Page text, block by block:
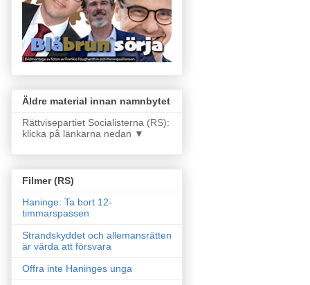
Äldre material innan namnbytet
Rättvisepartiet Socialisterna (RS):
klicka på länkarna nedan ▼
Filmer (RS)
Haninge: Ta bort 12-
timmarspassen
Strandskyddet och allemansrätten
är värda att försvara
Offra inte Haninges unga